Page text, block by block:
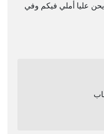
عليا أملي فيكم وفي